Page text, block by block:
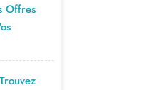
Offres